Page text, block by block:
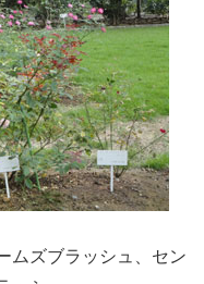
ムズブラッシュ、セン